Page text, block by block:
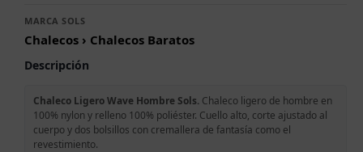
MARCA SOLS
Chalecos › Chalecos Baratos
Descripción
Chaleco Ligero Wave Hombre Sols. Chaleco ligero de hombre en
100% nylon y relleno 100% poliéster. Cuello alto, corte ajustado al
cuerpo y dos bolsillos con cremallera de fantasía como el
revestimiento.